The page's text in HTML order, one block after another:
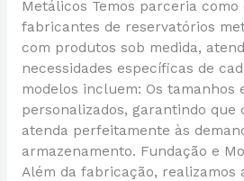
Metálicos Temos parceria como
fabricantes de reservatórios
com produtos sob medida,
necessidades específicas de
modelos incluem: Os tamanhos
personalizados, garantindo que
atenda perfeitamente às
armazenamento. Fundação e
Além da fabricação, realizamos